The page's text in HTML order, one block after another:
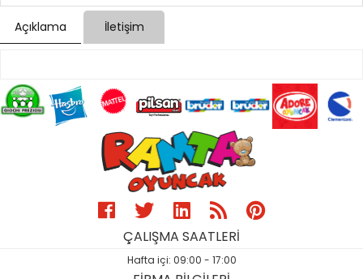
Açıklama İletişim
ÇALIŞMA SAATLERİ
Hafta içi: 09:00 - 17:00